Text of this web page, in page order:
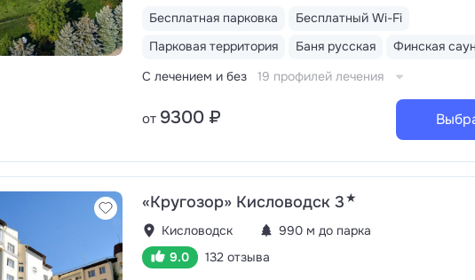
комплекс, вода «Легенда Кавказа»
Расположен в
транспортная доступность: до курортных парков
и Пятигорска — 15 минут на машине
престижные награды: «Национальная гостиничная
«Лучшие санатории РФ», MIBEXPO, AITF. Лидер
санаториев Железноводска «Курорт26.ру»
Бесплатная парковка
Бесплатный Wi-Fi
Парковая территория
Баня русская Финская
С лечением и без
19 профилей лечения
от 9300 ₽
«Кругозор» Кисловодск 3★
Кисловодск
990 м до парка
9.0
132 отзыва